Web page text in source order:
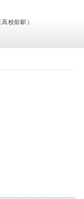
校前駅）